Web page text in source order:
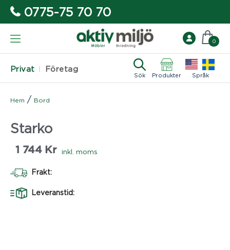
0775-75 70 70
Privat Företag
Sök Produkter Språk
0
Hem / Bord
Starko
1 744 Kr inkl. moms
Frakt:
Leveranstid: